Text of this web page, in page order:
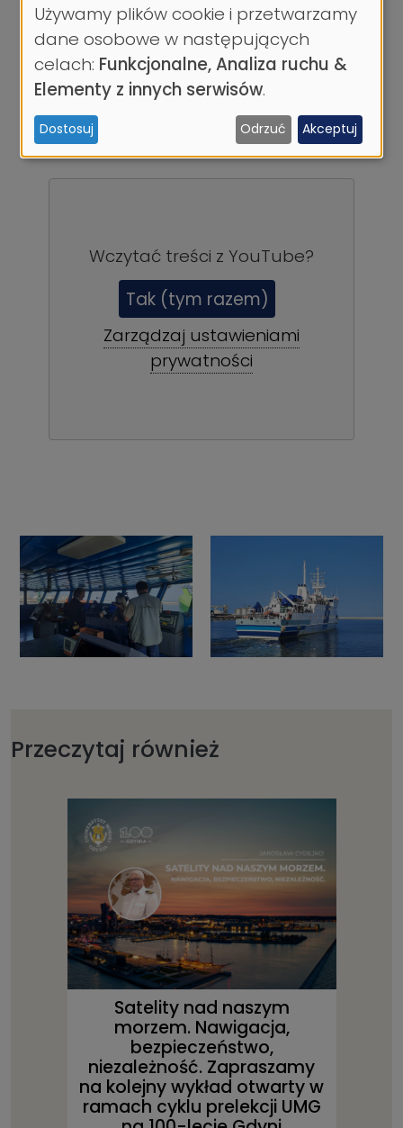
Materiał video -
Gospodarkamorska.pl
Wczytać treści z YouTube?
Tak (tym razem)
Zarządzaj ustawieniami
prywatności
Przeczytaj również
Satelity nad naszym
morzem. Nawigacja,
bezpieczeństwo,
niezależność. Zapraszamy
na kolejny wykład otwarty w
ramach cyklu prelekcji UMG
Wykorzystanie
danych
osobowych
i
ciasteczek
Używamy plików cookie i przetwarzamy
dane osobowe w następujących
celach: Funkcjonalne, Analiza ruchu &
Elementy z innych serwisów.
Dostosuj Odrzuć Akceptuj